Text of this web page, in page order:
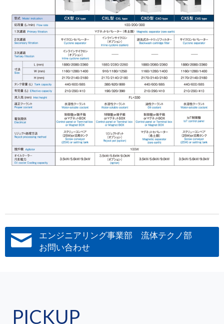
エンジニアリング事業部 流体テクノ部
お問い合わせ
PICKUP